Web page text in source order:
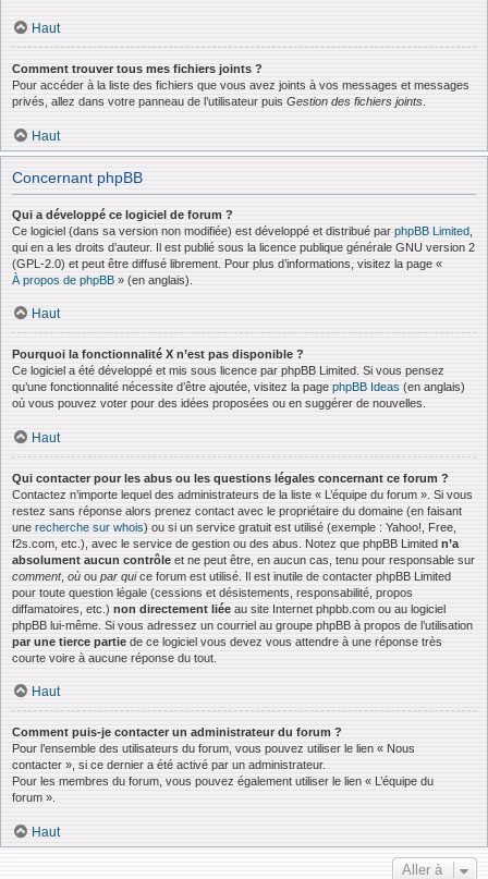
Haut
Comment trouver tous mes fichiers joints ?
Pour accéder à la liste des fichiers que vous avez joints à vos messages et messages
privés, allez dans votre panneau de l’utilisateur puis Gestion des fichiers joints
Haut
Concernant phpBB
Qui a développé ce logiciel de forum ?
Ce logiciel (dans sa version non modifiée) est développé et distribué par phpBB Limited
qui en a les droits d’auteur. Il est publié sous la licence publique générale GNU version 2
(GPL-2.0) et peut être diffusé librement. Pour plus d’informations, visitez la page «
À propos de phpBB » (en anglais).
Haut
Pourquoi la fonctionnalité X n’est pas disponible ?
Ce logiciel a été développé et mis sous licence par phpBB Limited. Si vous pensez
qu’une fonctionnalité nécessite d’être ajoutée, visitez la page phpBB Ideas (en anglais)
où vous pouvez voter pour des idées proposées ou en suggérer de nouvelles.
Haut
Qui contacter pour les abus ou les questions légales concernant ce forum ?
Contactez n’importe lequel des administrateurs de la liste « L’équipe du forum ». Si vous
restez sans réponse alors prenez contact avec le propriétaire du domaine (en faisant
une recherche sur whois) ou si un service gratuit est utilisé (exemple : Yahoo!, Free,
f2s.com, etc.), avec le service de gestion ou des abus. Notez que phpBB Limited n’a
absolument aucun contrôle et ne peut être, en aucun cas, tenu pour responsable sur
comment, où ou par quice forum est utilisé. Il est inutile de contacter phpBB Limited
pour toute question légale (cessions et désistements, responsabilité, propos
diffamatoires, etc.) non directement liée au site Internet phpbb.com ou au logiciel
phpBB lui-même. Si vous adressez un courriel au groupe phpBB à propos de l’utilisation
par une tierce partie de ce logiciel vous devez vous attendre à une réponse très
courte voire à aucune réponse du tout.
Haut
Comment puis-je contacter un administrateur du forum ?
Pour l’ensemble des utilisateurs du forum, vous pouvez utiliser le lien « Nous
contacter », si ce dernier a été activé par un administrateur.
Pour les membres du forum, vous pouvez également utiliser le lien « L’équipe du
forum ».
Haut
Aller à